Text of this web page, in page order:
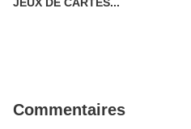
Commentaires